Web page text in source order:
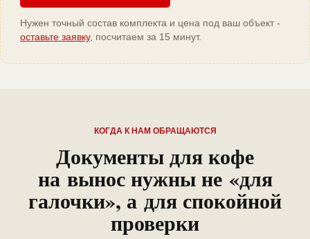
Нужен точный состав комплекта и цена под ваш объект -
оставьте заявку, посчитаем за 15 минут.
КОГДА К НАМ ОБРАЩАЮТСЯ
Документы для кофе
на вынос нужны не «для
галочки», а для спокойной
проверки